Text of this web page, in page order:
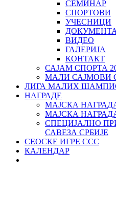
СЕМИНАР
СПОРТОВИ
УЧЕСНИЦИ
ДОКУМЕНТА
ВИДЕО
ГАЛЕРИЈА
КОНТАКТ
САЈАМ СПОРТА
МАЛИ САЈМОВИ
ЛИГА МАЛИХ
НАГРАДЕ
МАЈСКА
МАЈСКА
СПЕЦИЈАЛНО
САВЕЗА СРБИЈЕ
СЕОСКЕ ИГРЕ ССС
КАЛЕНДАР